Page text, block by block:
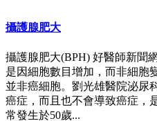
攝護腺肥大
攝護腺肥大(BPH) 好醫師新
是因細胞數目增加，而非細胞
並非癌細胞。劉光雄醫院泌尿
癌症，而且也不會導致癌症，
常發生於50歲...